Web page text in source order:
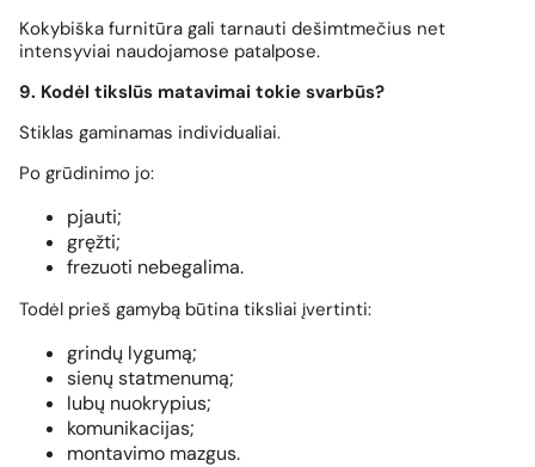
Kokybiška furnitūra gali tarnauti dešimtmečius net
intensyviai naudojamose patalpose.
9. Kodėl tikslūs matavimai tokie svarbūs?
Stiklas gaminamas individualiai.
Po grūdinimo jo:
pjauti;
gręžti;
frezuoti nebegalima.
Todėl prieš gamybą būtina tiksliai įvertinti:
grindų lygumą;
sienų statmenumą;
lubų nuokrypius;
komunikacijas;
montavimo mazgus.